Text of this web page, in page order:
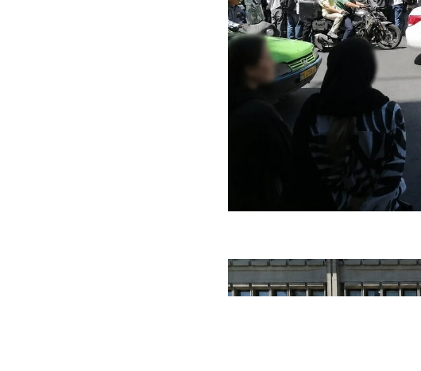
حدید ۱۱۰؛ نسخه سریع‌تر، پنهان‌کارتر و
پهپادهای ایرانی | پهپاد انتحاری
ایران چیست؟